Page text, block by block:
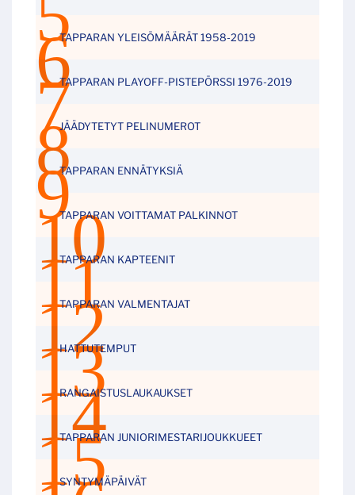
TAPPARAN YLEISÖMÄÄRÄT 1958-2019
TAPPARAN PLAYOFF-PISTEPÖRSSI 1976-2019
JÄÄDYTETYT PELINUMEROT
TAPPARAN ENNÄTYKSIÄ
TAPPARAN VOITTAMAT PALKINNOT
TAPPARAN KAPTEENIT
TAPPARAN VALMENTAJAT
HATTUTEMPUT
RANGAISTUSLAUKAUKSET
TAPPARAN JUNIORIMESTARIJOUKKUEET
SYNTYMÄPÄIVÄT